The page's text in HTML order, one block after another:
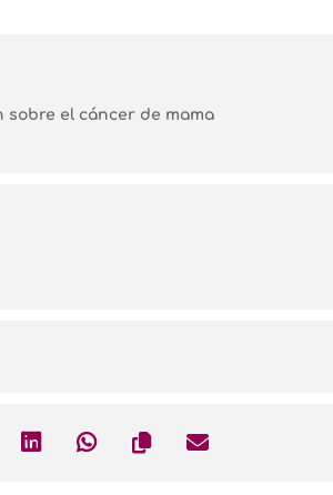
el cáncer de mama